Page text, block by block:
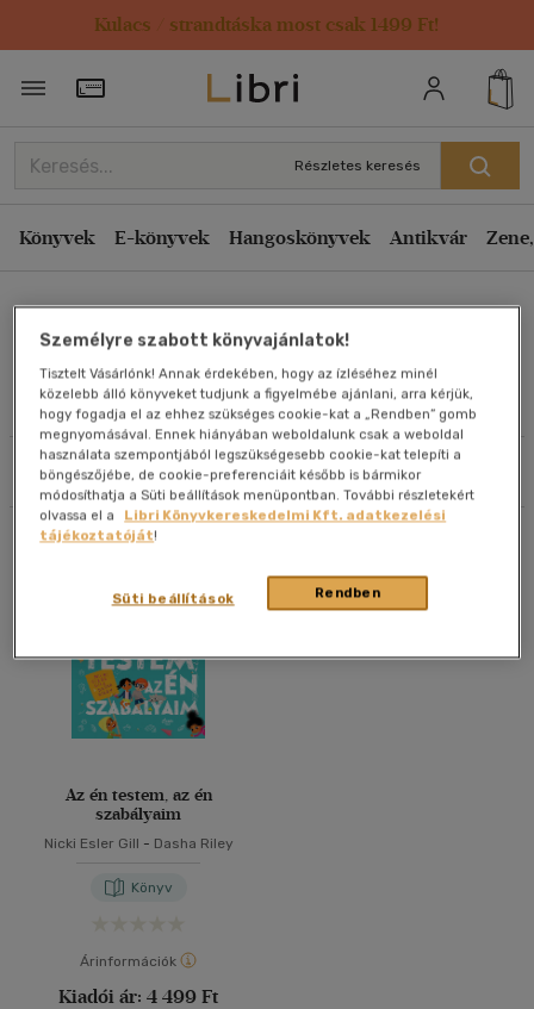
Kulacs / strandtáska most csak 1499 Ft!
Törzsvásárlói Kártya adatai
Részletes keresés
Könyvek E-könyvek Hangoskönyvek Antikvár
Nicki Esler Gill
Művei
Szűrés Rendezés
Rendezés
Kiadás éve szerint csökkenő
Ár szerint csökkenő
Eladott darabszám szerint csökkenő
Eladott darabszám szerint növekvő
Cím szerint A-Z
Szerző szerint A-Z
Megjelenítés
20 db / oldal
Alkalmaz
Az én testem, az én
szabályaim
Nicki Esler Gill - Dasha Riley
Könyv
Árinformációk
Kiadói ár: 4 499 Ft
Személyre szabott könyvajánlatok!
Tisztelt Vásárlónk! Annak érdekében, hogy az ízléséhez minél
közelebb álló könyveket tudjunk a figyelmébe ajánlani, arra kérjük,
hogy fogadja el az ehhez szükséges cookie-kat a „Rendben” gomb
megnyomásával. Ennek hiányában weboldalunk csak a weboldal
használata szempontjából legszükségesebb cookie-kat telepíti a
böngészőjébe, de cookie-preferenciáit később is bármikor
módosíthatja a Süti beállítások menüpontban. További részletekért
olvassa el a
Libri Könyvkereskedelmi Kft. adatkezelési
tájékoztatóját!
Rendben
Süti beállítások